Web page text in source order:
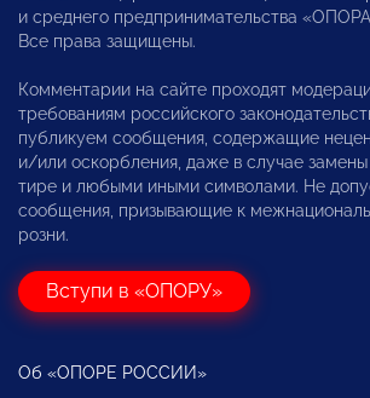
и среднего предпринимательства
Все права защищены.
Комментарии на сайте проходят
требованиям российского
публикуем сообщения, содержащие
и/или оскорбления, даже в случае замены
тире и любыми иными символами. Не
сообщения, призывающие к
розни.
Вступи в «ОПОРУ»
Об «ОПОРЕ РОССИИ»